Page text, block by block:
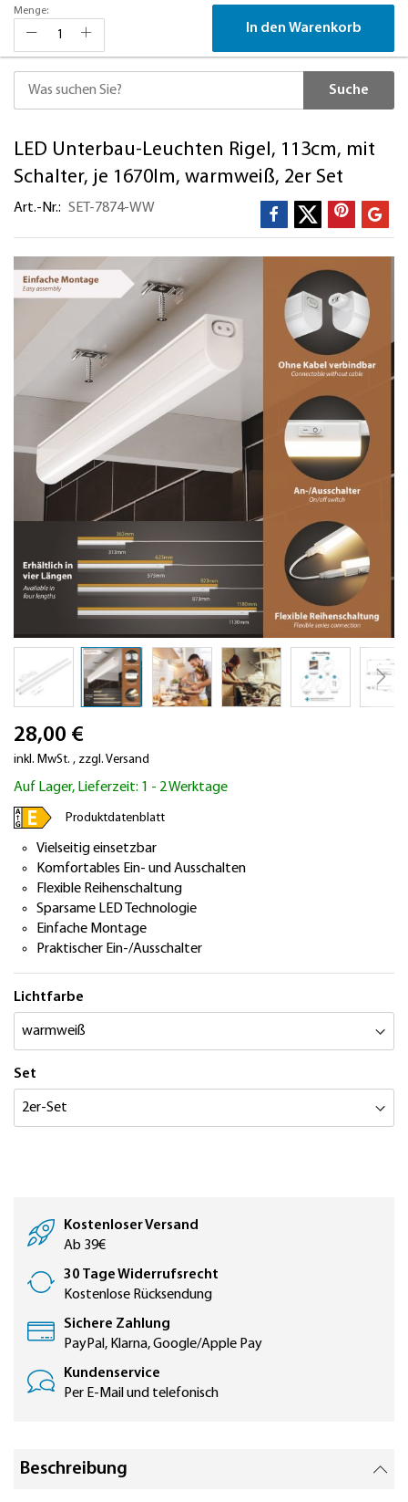
Suche
Inhalt
LED Unterbau-Leuchten Rigel, 113cm, mit
Schalter, je 1670lm, warmweiß, 2er Set
Art.-Nr. SET-7874-WW
Ende
Anfang
der
springen
28,00 €
inkl. MwSt. , zzgl. Versand
Auf Lager, Lieferzeit: 1 - 2 Werktage
Produktdatenblatt
Vielseitig einsetzbar
Komfortables Ein- und Ausschalten
Flexible Reihenschaltung
Sparsame LED Technologie
Einfache Montage
Praktischer Ein-/Ausschalter
Lichtfarbe
Set
Menge:
In den Warenkorb
Kostenloser Versand
Ab 39€
30 Tage Widerrufsrecht
Kostenlose Rücksendung
Sichere Zahlung
PayPal, Klarna, Google/Apple Pay
Kundenservice
Per E-Mail und telefonisch
Beschreibung